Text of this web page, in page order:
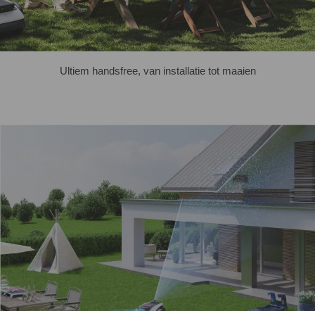
Ultiem handsfree, van installatie tot maaien